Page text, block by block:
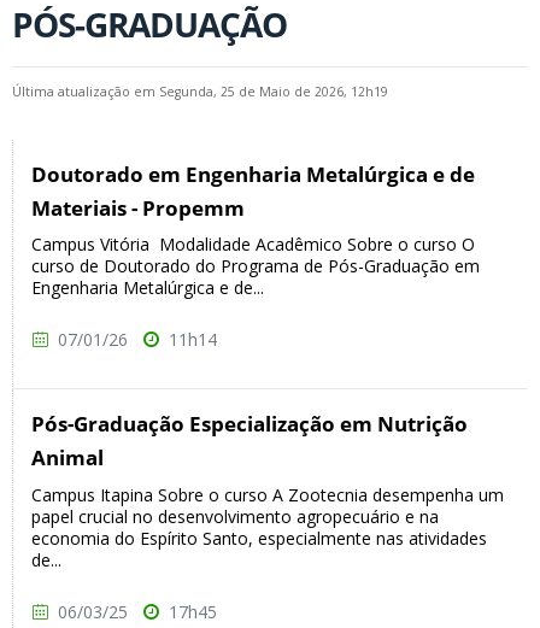
PÓS-GRADUAÇÃO
Última atualização em Segunda, 25 de Maio de 2026, 12h19
Doutorado em Engenharia Metalúrgica e de
Materiais - Propemm
Campus Vitória Modalidade Acadêmico Sobre o curso O
curso de Doutorado do Programa de Pós-Graduação em
Engenharia Metalúrgica e de...
07/01/26 11h14
Pós-Graduação Especialização em Nutrição
Animal
Campus Itapina Sobre o curso A Zootecnia desempenha um
papel crucial no desenvolvimento agropecuário e na
economia do Espírito Santo, especialmente nas atividades
de...
06/03/25 17h45